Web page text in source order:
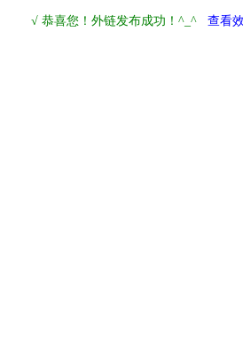
√ 恭喜您！外链发布成功！^_^ 查看